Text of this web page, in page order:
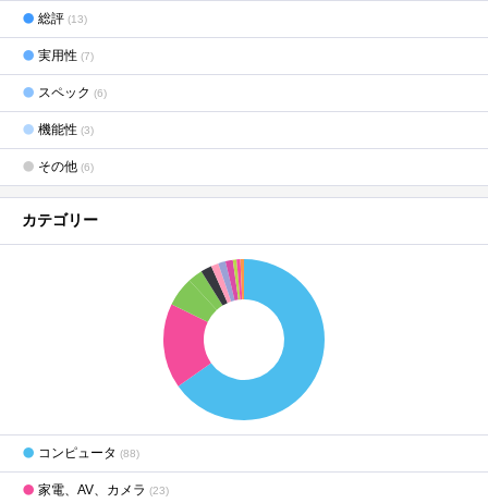
総評 (13)
実用性 (7)
スペック (6)
機能性 (3)
その他 (6)
カテゴリー
コンピュータ (88)
家電、AV、カメラ (23)